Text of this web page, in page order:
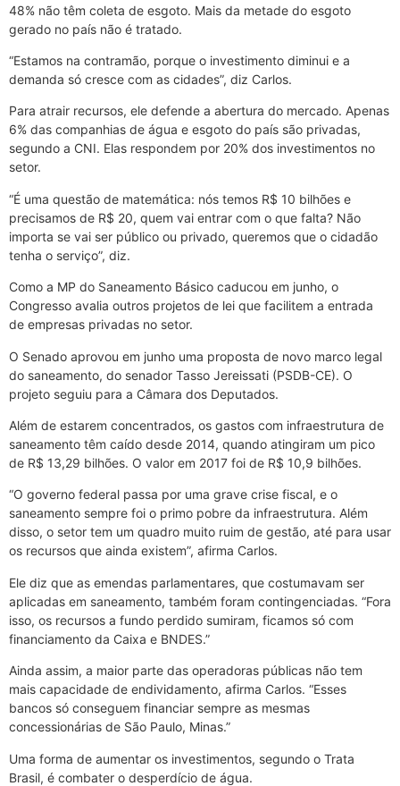
48% não têm coleta de esgoto. Mais da metade do esgoto
gerado no país não é tratado.
“Estamos na contramão, porque o investimento diminui e a
demanda só cresce com as cidades”, diz Carlos.
Para atrair recursos, ele defende a abertura do mercado. Apenas
6% das companhias de água e esgoto do país são privadas,
segundo a CNI. Elas respondem por 20% dos investimentos no
setor.
“É uma questão de matemática: nós temos R$ 10 bilhões e
precisamos de R$ 20, quem vai entrar com o que falta? Não
importa se vai ser público ou privado, queremos que o cidadão
tenha o serviço”, diz.
Como a MP do Saneamento Básico caducou em junho, o
Congresso avalia outros projetos de lei que facilitem a entrada
de empresas privadas no setor.
O Senado aprovou em junho uma proposta de novo marco legal
do saneamento, do senador Tasso Jereissati (PSDB-CE). O
projeto seguiu para a Câmara dos Deputados.
Além de estarem concentrados, os gastos com infraestrutura de
saneamento têm caído desde 2014, quando atingiram um pico
de R$ 13,29 bilhões. O valor em 2017 foi de R$ 10,9 bilhões.
“O governo federal passa por uma grave crise fiscal, e o
saneamento sempre foi o primo pobre da infraestrutura. Além
disso, o setor tem um quadro muito ruim de gestão, até para usar
os recursos que ainda existem”, afirma Carlos.
Ele diz que as emendas parlamentares, que costumavam ser
aplicadas em saneamento, também foram contingenciadas. “Fora
isso, os recursos a fundo perdido sumiram, ficamos só com
financiamento da Caixa e BNDES.”
Ainda assim, a maior parte das operadoras públicas não tem
mais capacidade de endividamento, afirma Carlos. “Esses
bancos só conseguem financiar sempre as mesmas
concessionárias de São Paulo, Minas.”
Uma forma de aumentar os investimentos, segundo o Trata
Brasil, é combater o desperdício de água.